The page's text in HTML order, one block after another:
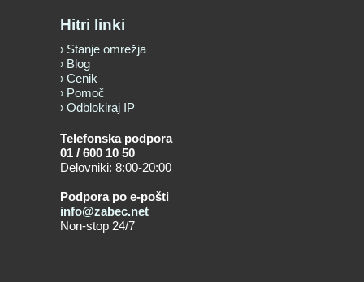
Hitri linki
Stanje omrežja
Blog
Cenik
Pomoč
Odblokiraj IP
Telefonska podpora
01 / 600 10 50
Delovniki: 8:00-20:00
Podpora po e-pošti
info@zabec.net
Non-stop 24/7